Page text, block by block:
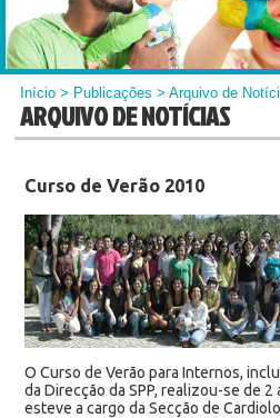
Início > Publicações > Arquivo de
ARQUIVO DE NOTÍCIAS
Curso de Verão 2010
O Curso de Verão para Internos,
da Direcção da SPP, realizou-se de 2
esteve a cargo da Secção de